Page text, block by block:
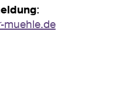
:
muehle.de